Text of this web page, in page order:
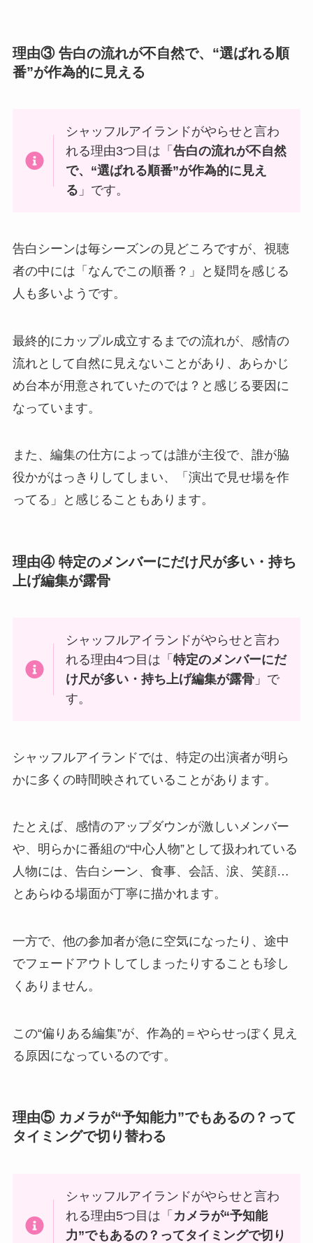
理由③ 告白の流れが不自然で、“選ばれる順
番”が作為的に見える
シャッフルアイランドがやらせと言わ
れる理由3つ目は「告白の流れが不自然
で、“選ばれる順番”が作為的に見え
る 」です。
告白シーンは毎シーズンの見どころですが、視聴
者の中には「なんでこの順番？」と疑問を感じる
人も多いようです。
最終的にカップル成立するまでの流れが、感情の
流れとして自然に見えないことがあり、あらかじ
め台本が用意されていたのでは？と感じる要因に
なっています。
また、編集の仕方によっては誰が主役で、誰が脇
役かがはっきりしてしまい、「演出で見せ場を作
ってる」と感じることもあります。
理由④ 特定のメンバーにだけ尺が多い・持ち
上げ編集が露骨
シャッフルアイランドがやらせと言わ
れる理由4つ目は「特定のメンバーにだ
け尺が多い・持ち上げ編集が露骨 」で
す。
シャッフルアイランドでは、特定の出演者が明ら
かに多くの時間映されていることがあります。
たとえば、感情のアップダウンが激しいメンバー
や、明らかに番組の“中心人物”として扱われている
人物には、告白シーン、食事、会話、涙、笑顔…
とあらゆる場面が丁寧に描かれます。
一方で、他の参加者が急に空気になったり、途中
でフェードアウトしてしまったりすることも珍し
くありません。
この“偏りある編集”が、作為的＝やらせっぽく見え
る原因になっているのです。
理由⑤ カメラが“予知能力”でもあるの？って
タイミングで切り替わる
シャッフルアイランドがやらせと言わ
れる理由5つ目は「 カメラが“予知能
力”でもあるの？ってタイミングで切り